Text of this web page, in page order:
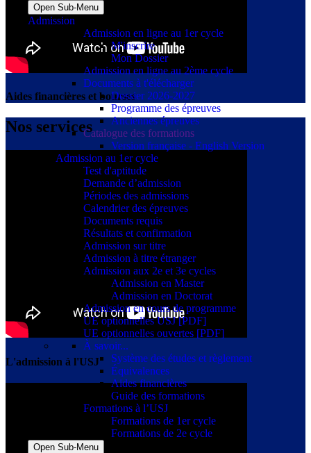
Open Sub-Menu
Admission
Admission en ligne au 1er cycle
M'inscrire
Mon Dossier
Admission en ligne au 2ème cycle
Documents à t'élécharger
Dossier 2026-2027
Programme des épreuves
Anciennes épreuves
Catalogue des formations
Version française - English Version
Admission au 1er cycle
Test d'aptitude
Demande d’admission
Périodes des admissions
Calendrier des épreuves
Documents requis
Résultats et confirmation
Admission sur titre
Admission à titre étranger
Admission aux 2e et 3e cycles
Admission en Master
Admission en Doctorat
Admission en cours de programme
UE optionnelles USJ [PDF]
UE optionnelles ouvertes [PDF]
À savoir...
Système des études et règlement
Équivalences
Aides financières
Guide des formations
Formations à l’USJ
Formations de 1er cycle
Formations de 2e cycle
Open Sub-Menu
Aides financières et bourses
Nos services
L'admission à l'USJ